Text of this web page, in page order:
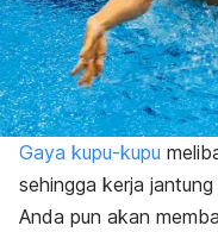
Gaya kupu-kupu
sehingga kerja
Anda pun akan